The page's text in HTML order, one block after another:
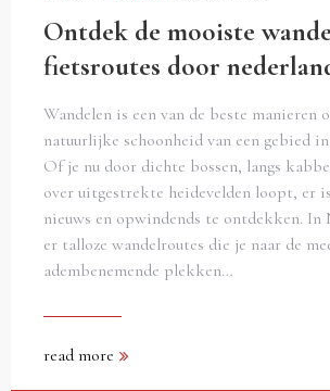
Ontdek de mooiste
fietsroutes door
Wandelen is een van de beste manieren
natuurlijke schoonheid van een gebied
Of je nu door dichte bossen, langs
over uitgestrekte heidevelden loopt, er
nieuws en opwindends te ontdekken. In
er talloze wandelroutes die je naar de
adembenemende plekken…
read more